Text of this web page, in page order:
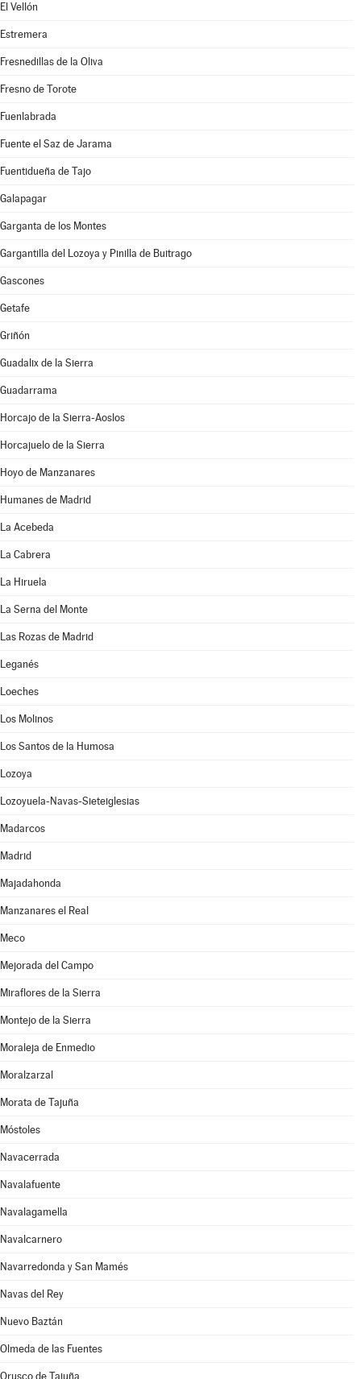
El Vellón
Estremera
Fresnedillas de la Oliva
Fresno de Torote
Fuenlabrada
Fuente el Saz de Jarama
Fuentidueña de Tajo
Galapagar
Garganta de los Montes
Gargantilla del Lozoya y Pinilla de Buitrago
Gascones
Getafe
Griñón
Guadalix de la Sierra
Guadarrama
Horcajo de la Sierra-Aoslos
Horcajuelo de la Sierra
Hoyo de Manzanares
Humanes de Madrid
La Acebeda
La Cabrera
La Hiruela
La Serna del Monte
Las Rozas de Madrid
Leganés
Loeches
Los Molinos
Los Santos de la Humosa
Lozoya
Lozoyuela-Navas-Sieteiglesias
Madarcos
Madrid
Majadahonda
Manzanares el Real
Meco
Mejorada del Campo
Miraflores de la Sierra
Montejo de la Sierra
Moraleja de Enmedio
Moralzarzal
Morata de Tajuña
Móstoles
Navacerrada
Navalafuente
Navalagamella
Navalcarnero
Navarredonda y San Mamés
Navas del Rey
Nuevo Baztán
Olmeda de las Fuentes
Orusco de Tajuña